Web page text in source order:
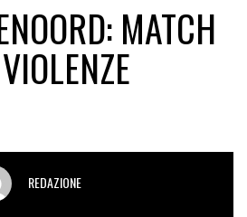
MATCH
REDAZIONE